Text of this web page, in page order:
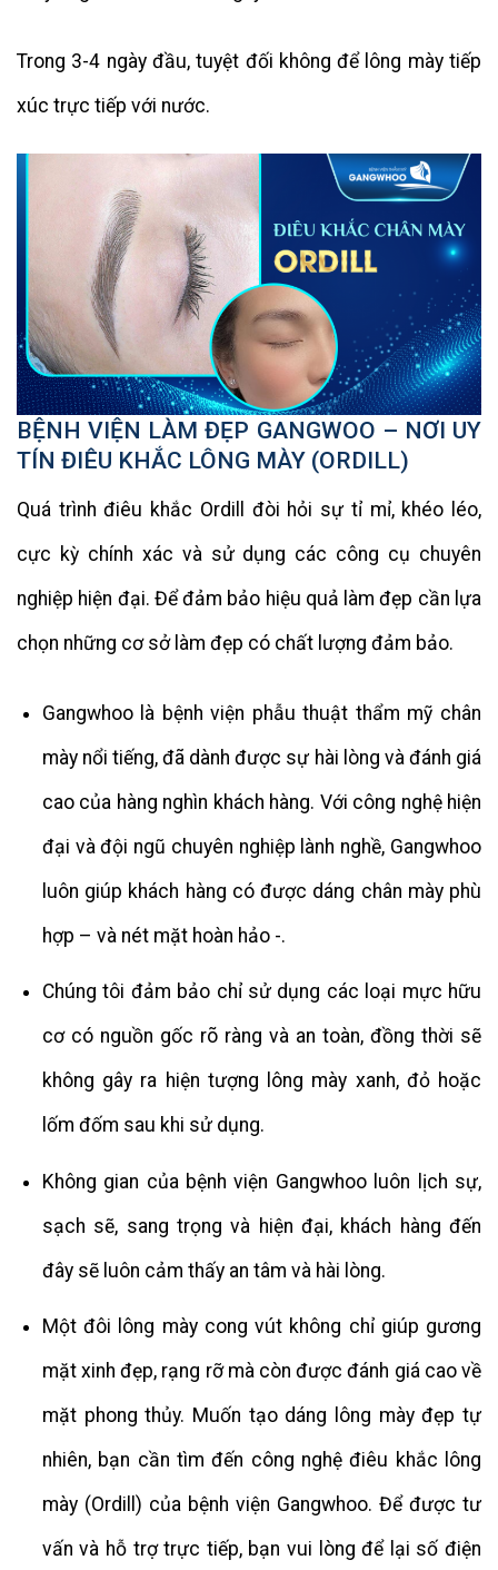
Trong 3-4 ngày đầu, tuyệt đối không để lông mày tiếp
xúc trực tiếp với nước.
BỆNH VIỆN LÀM ĐẸP GANGWOO – NƠI UY
TÍN ĐIÊU KHẮC LÔNG MÀY (ORDILL)
Quá trình điêu khắc Ordill đòi hỏi sự tỉ mỉ, khéo léo,
cực kỳ chính xác và sử dụng các công cụ chuyên
nghiệp hiện đại. Để đảm bảo hiệu quả làm đẹp cần lựa
chọn những cơ sở làm đẹp có chất lượng đảm bảo.
Gangwhoo là bệnh viện phẫu thuật thẩm mỹ chân
mày nổi tiếng, đã dành được sự hài lòng và đánh giá
cao của hàng nghìn khách hàng. Với công nghệ hiện
đại và đội ngũ chuyên nghiệp lành nghề, Gangwhoo
luôn giúp khách hàng có được dáng chân mày phù
hợp – và nét mặt hoàn hảo -.
Chúng tôi đảm bảo chỉ sử dụng các loại mực hữu
cơ có nguồn gốc rõ ràng và an toàn, đồng thời sẽ
không gây ra hiện tượng lông mày xanh, đỏ hoặc
lốm đốm sau khi sử dụng.
Không gian của bệnh viện Gangwhoo luôn lịch sự,
sạch sẽ, sang trọng và hiện đại, khách hàng đến
đây sẽ luôn cảm thấy an tâm và hài lòng.
Một đôi lông mày cong vút không chỉ giúp gương
mặt xinh đẹp, rạng rỡ mà còn được đánh giá cao về
mặt phong thủy. Muốn tạo dáng lông mày đẹp tự
nhiên, bạn cần tìm đến công nghệ điêu khắc lông
mày (Ordill) của bệnh viện Gangwhoo. Để được tư
vấn và hỗ trợ trực tiếp, bạn vui lòng để lại số điện